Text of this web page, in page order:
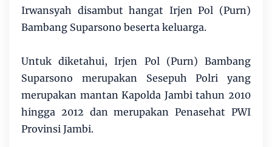
Irwansyah disambut hangat Irjen Pol (Purn)
Bambang Suparsono beserta keluarga.
Untuk diketahui, Irjen Pol (Purn) Bambang
Suparsono merupakan Sesepuh Polri yang
merupakan mantan Kapolda Jambi tahun 2010
hingga 2012 dan merupakan Penasehat PWI
Provinsi Jambi.